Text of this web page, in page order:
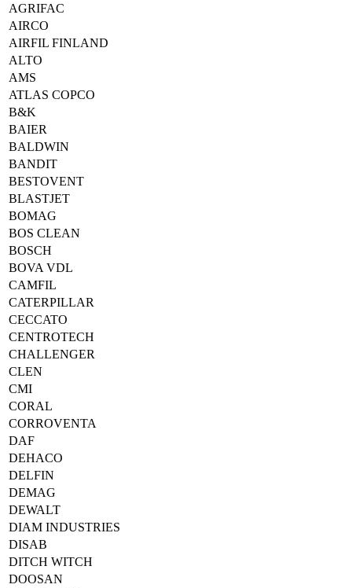
AGRIFAC
AIRCO
AIRFIL FINLAND
ALTO
AMS
ATLAS COPCO
B&K
BAIER
BALDWIN
BANDIT
BESTOVENT
BLASTJET
BOMAG
BOS CLEAN
BOSCH
BOVA VDL
CAMFIL
CATERPILLAR
CECCATO
CENTROTECH
CHALLENGER
CLEN
CMI
CORAL
CORROVENTA
DAF
DEHACO
DELFIN
DEMAG
DEWALT
DIAM INDUSTRIES
DISAB
DITCH WITCH
DOOSAN